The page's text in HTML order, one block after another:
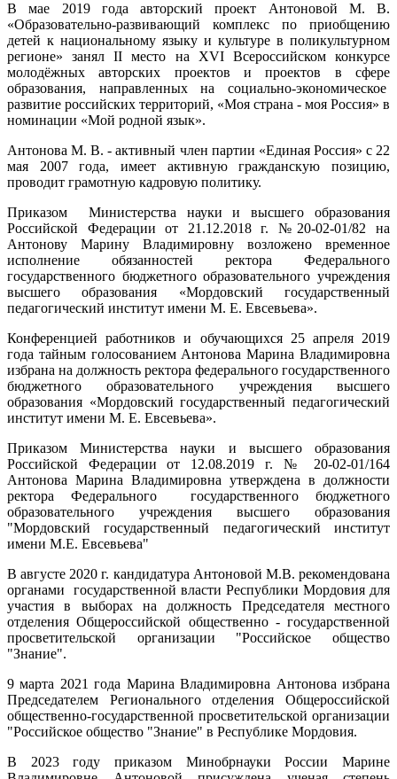
В мае 2019 года авторский проект Антоновой М. В.
«Образовательно-развивающий комплекс по приобщению
детей к национальному языку и культуре в поликультурном
регионе» занял II место на XVI Всероссийском конкурсе
молодёжных авторских проектов и проектов в сфере
образования, направленных на социально-экономическое
развитие российских территорий, «Моя страна - моя Россия» в
номинации «Мой родной язык».
Антонова М. В. - активный член партии «Единая Россия» с 22
мая 2007 года, имеет активную гражданскую позицию,
проводит грамотную кадровую политику.
Приказом Министерства науки и высшего образования
Российской Федерации от 21.12.2018 г. №20-02-01/82 на
Антонову Марину Владимировну возложено временное
исполнение обязанностей ректора Федерального
государственного бюджетного образовательного учреждения
высшего образования «Мордовский государственный
педагогический институт имени М. Е. Евсевьева».
Конференцией работников и обучающихся 25 апреля 2019
года тайным голосованием Антонова Марина Владимировна
избрана на должность ректора федерального государственного
бюджетного образовательного учреждения высшего
образования «Мордовский государственный педагогический
институт имени М. Е. Евсевьева».
Приказом Министерства науки и высшего образования
Российской Федерации от 12.08.2019 г. № 20-02-01/164
Антонова Марина Владимировна утверждена в должности
ректора Федерального государственного бюджетного
образовательного учреждения высшего образования
"Мордовский государственный педагогический институт
имени М.Е. Евсевьева"
В августе 2020 г. кандидатура Антоновой М.В. рекомендована
органами государственной власти Республики Мордовия для
участия в выборах на должность Председателя местного
отделения Общероссийской общественно - государственной
просветительской организации "Российское общество
"Знание".
9 марта 2021 года Марина Владимировна Антонова избрана
Председателем Регионального отделения Общероссийской
общественно-государственной просветительской организации
"Российское общество "Знание" в Республике Мордовия.
В 2023 году приказом Минобрнауки России Марине